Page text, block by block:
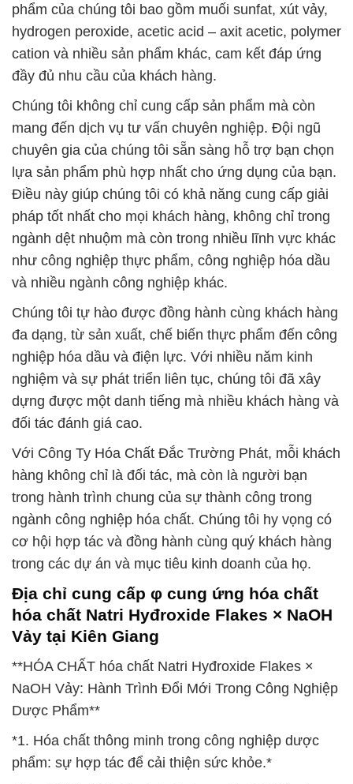
phẩm của chúng tôi bao gồm muối sunfat, xút vảy,
hydrogen peroxide, acetic acid – axit acetic, polymer
cation và nhiều sản phẩm khác, cam kết đáp ứng
đầy đủ nhu cầu của khách hàng.
Chúng tôi không chỉ cung cấp sản phẩm mà còn
mang đến dịch vụ tư vấn chuyên nghiệp. Đội ngũ
chuyên gia của chúng tôi sẵn sàng hỗ trợ bạn chọn
lựa sản phẩm phù hợp nhất cho ứng dụng của bạn.
Điều này giúp chúng tôi có khả năng cung cấp giải
pháp tốt nhất cho mọi khách hàng, không chỉ trong
ngành dệt nhuộm mà còn trong nhiều lĩnh vực khác
như công nghiệp thực phẩm, công nghiệp hóa dầu
và nhiều ngành công nghiệp khác.
Chúng tôi tự hào được đồng hành cùng khách hàng
đa dạng, từ sản xuất, chế biến thực phẩm đến công
nghiệp hóa dầu và điện lực. Với nhiều năm kinh
nghiệm và sự phát triển liên tục, chúng tôi đã xây
dựng được một danh tiếng mà nhiều khách hàng và
đối tác đánh giá cao.
Với Công Ty Hóa Chất Đắc Trường Phát, mỗi khách
hàng không chỉ là đối tác, mà còn là người bạn
trong hành trình chung của sự thành công trong
ngành công nghiệp hóa chất. Chúng tôi hy vọng có
cơ hội hợp tác và đồng hành cùng quý khách hàng
trong các dự án và mục tiêu kinh doanh của họ.
Địa chỉ cung cấp φ cung ứng hóa chất
hóa chất Natri Hyđroxide Flakes × NaOH
Vảy tại Kiên Giang
**HÓA CHẤT hóa chất Natri Hyđroxide Flakes ×
NaOH Vảy: Hành Trình Đổi Mới Trong Công Nghiệp
Dược Phẩm**
*1. Hóa chất thông minh trong công nghiệp dược
phẩm: sự hợp tác để cải thiện sức khỏe.*